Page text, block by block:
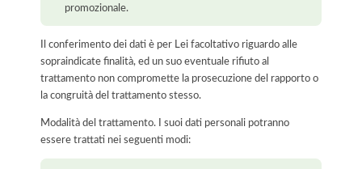
promozionale.
Il conferimento dei dati è per Lei facoltativo riguardo alle
sopraindicate finalità, ed un suo eventuale rifiuto al
trattamento non compromette la prosecuzione del rapporto o
la congruità del trattamento stesso.
Modalità del trattamento. I suoi dati personali potranno
essere trattati nei seguenti modi: